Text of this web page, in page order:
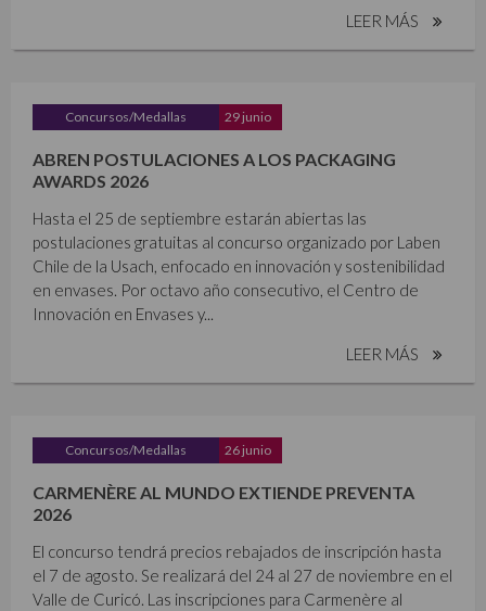
LEER MÁS
Concursos/Medallas 29 junio
ABREN POSTULACIONES A LOS PACKAGING
AWARDS 2026
Hasta el 25 de septiembre estarán abiertas las
postulaciones gratuitas al concurso organizado por Laben
Chile de la Usach, enfocado en innovación y sostenibilidad
en envases. Por octavo año consecutivo, el Centro de
Innovación en Envases y...
LEER MÁS
Concursos/Medallas 26 junio
CARMENÈRE AL MUNDO EXTIENDE PREVENTA
2026
El concurso tendrá precios rebajados de inscripción hasta
el 7 de agosto. Se realizará del 24 al 27 de noviembre en el
Valle de Curicó. Las inscripciones para Carmenère al